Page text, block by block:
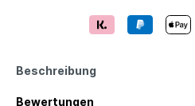
Beschreibung
Bewertungen